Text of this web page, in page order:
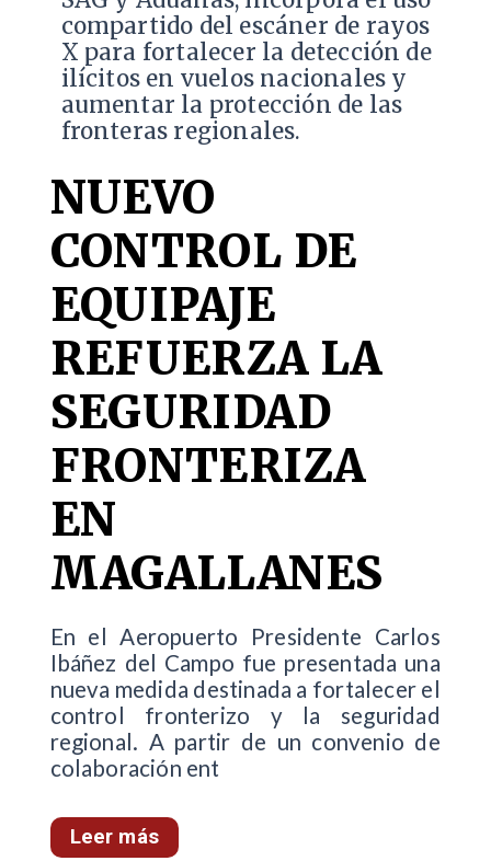
compartido del escáner de rayos
X para fortalecer la detección de
ilícitos en vuelos nacionales y
aumentar la protección de las
fronteras regionales.
NUEVO
CONTROL DE
EQUIPAJE
REFUERZA LA
SEGURIDAD
FRONTERIZA
EN
MAGALLANES
En el Aeropuerto Presidente Carlos
Ibáñez del Campo fue presentada una
nueva medida destinada a fortalecer el
control fronterizo y la seguridad
regional. A partir de un convenio de
colaboración ent
Leer más